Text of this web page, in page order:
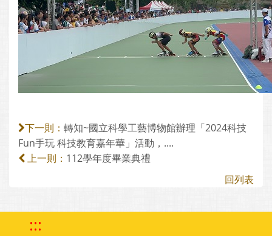
下一則： 轉知~國立科學工藝博物館辦理「2024科技
Fun手玩 科技教育嘉年華」活動，....
上一則： 112學年度畢業典禮
回列表
:::